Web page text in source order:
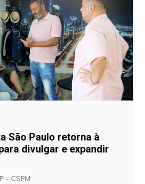
São Paulo retorna à
divulgar e expandir
- CSPM